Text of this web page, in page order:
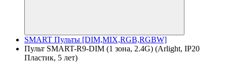
SMART Пульты [DIM,MIX,RGB,RGBW]
Пульт SMART-R9-DIM (1 зона, 2.4G) (Arlight, IP20
Пластик, 5 лет)